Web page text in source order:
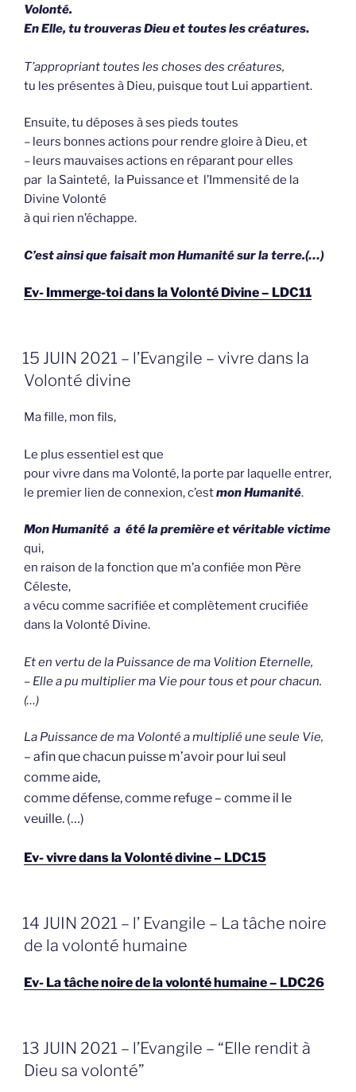
Volonté.
En Elle, tu trouveras Dieu et toutes les créatures.
T’appropriant toutes les choses des créatures,
tu les présentes à Dieu, puisque tout Lui appartient.
Ensuite, tu déposes à ses pieds toutes
– leurs bonnes actions pour rendre gloire à Dieu, et
– leurs mauvaises actions en réparant pour elles
par la Sainteté, la Puissance et l’Immensité de la
Divine Volonté
à qui rien n’échappe.
C’est ainsi que faisait mon Humanité sur la terre.(…)
Ev- Immerge-toi dans la Volonté Divine – LDC11
GEPLAATST
OP
15 JUIN 2021 – l’Evangile – vivre dans la
Volonté divine
Ma fille, mon fils,
Le plus essentiel est que
pour vivre dans ma Volonté, la porte par laquelle entrer,
le premier lien de connexion, c’estmon Humanité.
Mon Humanité a été la première et véritable victime
qui,
en raison de la fonction que m’a confiée mon Père
Céleste,
a vécu comme sacrifiée et complètement crucifiée
dans la Volonté Divine.
Et en vertu de la Puissance de ma Volition Eternelle,
– Elle a pu multiplier ma Vie pour tous et pour chacun.
(…)
La Puissance de ma Volonté a multiplié une seule Vie,
– afin que chacun puisse m’avoir pour lui seul
comme aide,
comme défense, comme refuge – comme il le
veuille. (…)
Ev- vivre dans la Volonté divine – LDC15
GEPLAATST
OP
14 JUIN 2021 – l’ Evangile – La tâche noire
de la volonté humaine
Ev- La tâche noire de la volonté humaine – LDC26
GEPLAATST
OP
13 JUIN 2021 – l’Evangile – “Elle rendit à
Dieu sa volonté”